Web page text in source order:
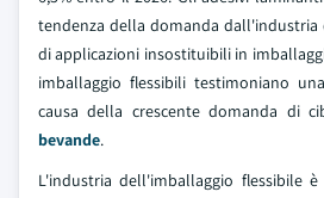
tendenza della domanda dall'industria
di applicazioni insostituibili in
imballaggio flessibili testimoniano
causa della crescente domanda di
bevande.
L'industria dell'imballaggio flessibile